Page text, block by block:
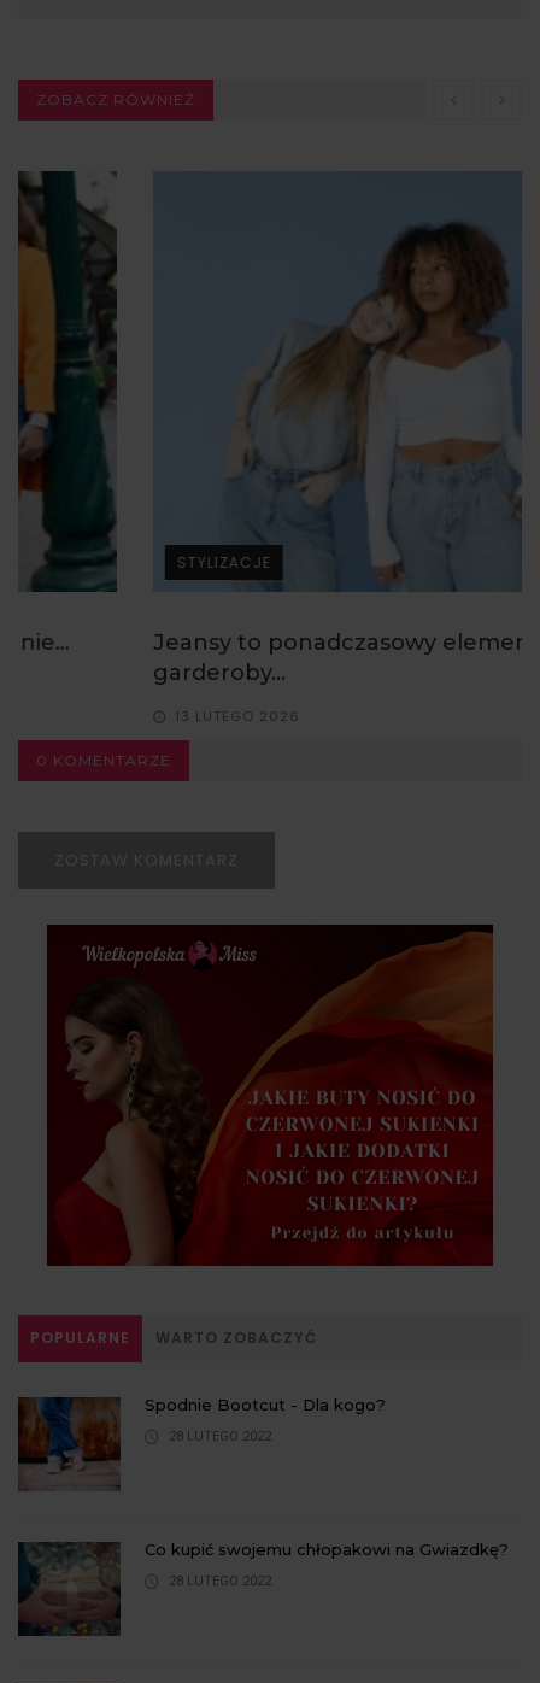
ZOBACZ RÓWNIEŻ
STYLIZACJE
Jeansy to ponadczasowy element
13 LUTEGO 2026
0 KOMENTARZE
ZOSTAW KOMENTARZ
POPULARNE WARTO ZOBACZYĆ
Spodnie Bootcut - Dla kogo?
28 LUTEGO 2022
Co kupić swojemu chłopakowi na Gwiazdkę?
28 LUTEGO 2022